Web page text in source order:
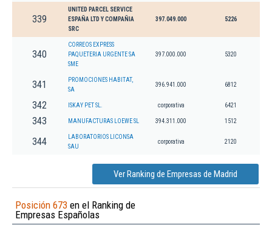
339
UNITED PARCEL SERVICE
ESPAÑA LTD Y COMPAÑIA
SRC
397.049.000 5226
340
CORREOS EXPRESS
PAQUETERIA URGENTE SA
SME
397.000.000 5320
341
PROMOCIONES HABITAT,
SA
396.941.000 6812
342 ISKAY PET SL. corporativa 6421
343 MANUFACTURAS LOEWE SL 394.311.000 1512
344
LABORATORIOS LICONSA
SAU
corporativa 2120
Ver Ranking de Empresas de Madrid
Posición 673 en el Ranking de
Empresas Españolas